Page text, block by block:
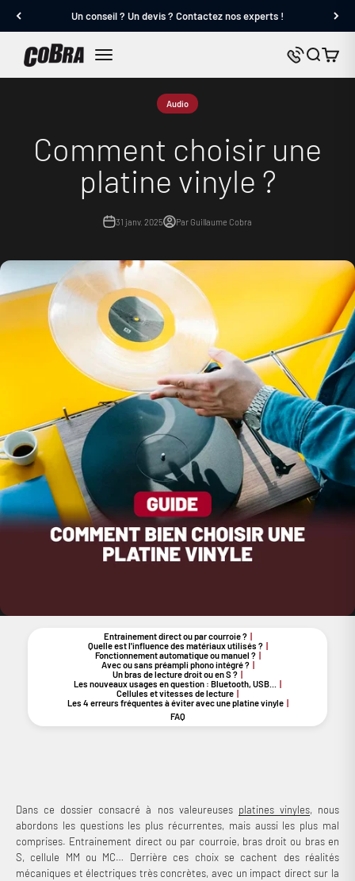
Un conseil ? Un devis ? Contactez nos experts !
Cobra.fr
Nous Panier
Audio
Comment choisir une
platine vinyle ?
31 janv. 2025 Par Guillaume Cobra
Entrainement direct ou par courroie ?
Quelle est l'influence des matériaux utilisés ?
Fonctionnement automatique ou manuel ?
Avec ou sans préampli phono intégré ?
Un bras de lecture droit ou en S ?
Les nouveaux usages en question : Bluetooth, USB...
Cellules et vitesses de lecture
Les 4 erreurs fréquentes à éviter avec une platine vinyle
FAQ
Dans ce dossier consacré à nos valeureuses platines vinyles, nous
abordons les questions les plus récurrentes, mais aussi les plus mal
comprises. Entrainement direct ou par courroie, bras droit ou bras en
S, cellule MM ou MC… Derrière ces choix se cachent des réalités
mécaniques et électriques très concrètes, avec un impact direct sur la